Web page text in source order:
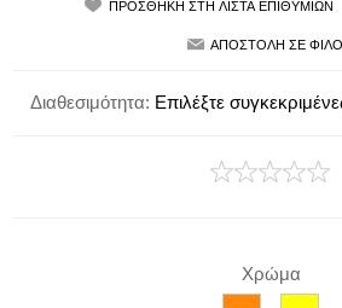
Διαθεσιμότητα: Επιλέξτε
Χρώμα